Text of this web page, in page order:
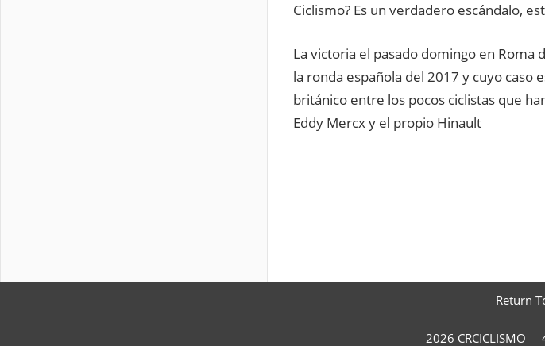
Ciclismo? Es un verdadero escándalo,
La victoria el pasado domingo en
la ronda española del 2017 y cuyo caso
británico entre los pocos ciclistas que
Eddy Mercx y el propio Hinault
Return
2026 CRCICLISMO